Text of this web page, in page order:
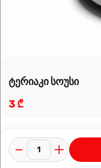
ტერიაკი სოუსი
3 ₾